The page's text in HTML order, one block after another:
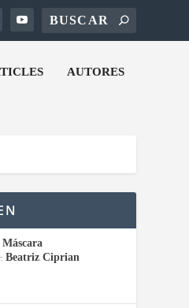
AUTORES
Máscara
Beatriz Ciprian